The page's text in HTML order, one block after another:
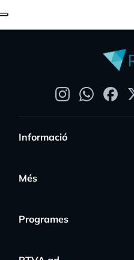
Informació
Més
Programes